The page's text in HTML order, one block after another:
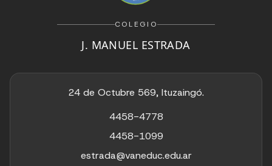
COLEGIO
J. MANUEL ESTRADA
24 de Octubre 569, Ituzaingó.
4458-4778
4458-1099
estrada@vaneduc.edu.ar